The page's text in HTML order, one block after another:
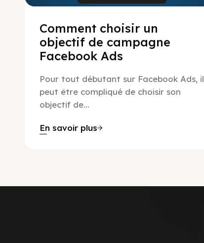
Comment choisir un
objectif de campagne
Facebook Ads
Pour tout débutant sur Facebook Ads, il
peut être compliqué de choisir son
objectif de...
En savoir plus